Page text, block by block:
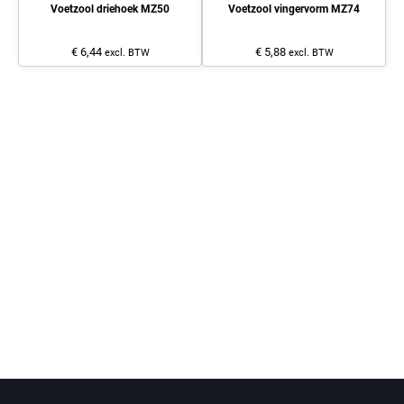
Voetzool driehoek MZ50
€ 6,44 excl. BTW
Voetzool vingervorm MZ74
€ 5,88 excl. BTW